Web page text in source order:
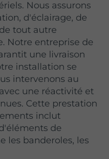
Nous assurons
d'éclairage, de
tout autre
Notre entreprise de
une livraison
installation se
intervenons au
une réactivité et
Cette prestation
inclut
de
les banderoles, les